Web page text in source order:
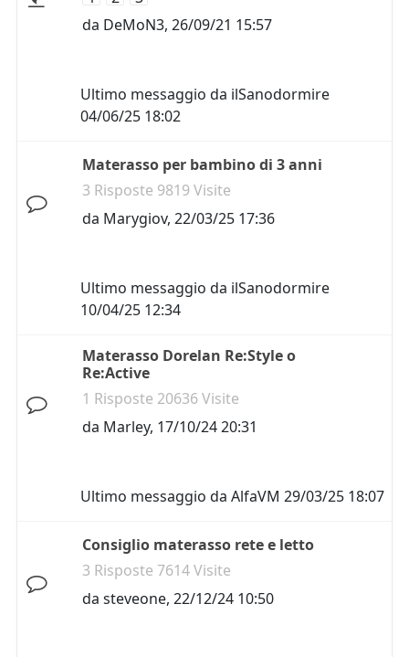
da DeMoN3, 26/09/21 15:57
Ultimo messaggio da ilSanodormire
04/06/25 18:02
Materasso per bambino di 3 anni
3 Risposte 9819 Visite
da Marygiov, 22/03/25 17:36
Ultimo messaggio da ilSanodormire
10/04/25 12:34
Materasso Dorelan Re:Style o
Re:Active
1 Risposte 20636 Visite
da Marley, 17/10/24 20:31
Ultimo messaggio da AlfaVM 29/03/25 18:07
Consiglio materasso rete e letto
3 Risposte 7614 Visite
da steveone, 22/12/24 10:50